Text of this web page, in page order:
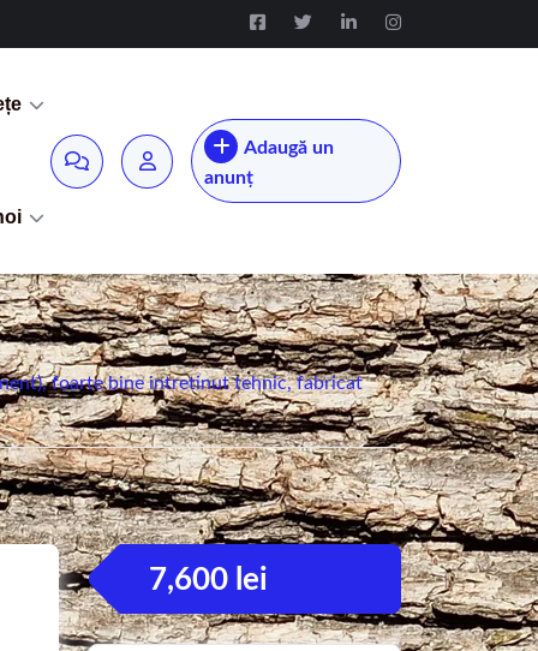
Adaugă un
anunț
foarte bine intretinut tehnic, fabricat
7,600 lei